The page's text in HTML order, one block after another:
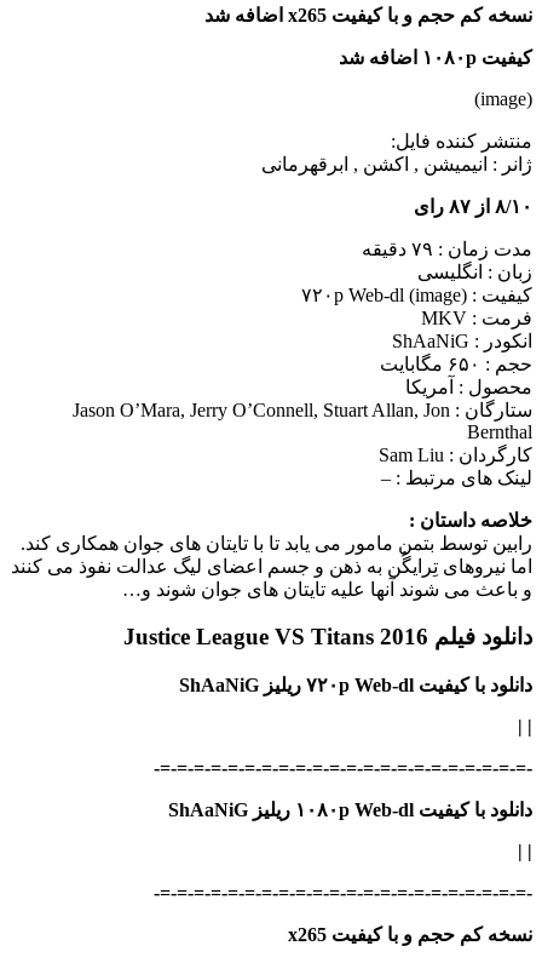
نسخه کم حجم و با کیفیت x265 اضافه شد
کیفیت ۱۰۸۰p اضافه شد
(image)
منتشر کننده فایل:
ژانر : انیمیشن , اکشن , ابرقهرمانی
۸/۱۰ از ۸۷ رای
مدت زمان : ۷۹ دقیقه
زبان : انگلیسی
کیفیت : ۷۲۰p Web-dl (image)
فرمت : MKV
انکودر : ShAaNiG
حجم : ۶۵۰ مگابایت
محصول : آمریکا
ستارگان : Jason O’Mara, Jerry O’Connell, Stuart Allan, Jon
Bernthal
کارگردان : Sam Liu
لینک های مرتبط : –
خلاصه داستان :
رابین توسط بتمن مامور می یابد تا با تایتان‌ های جوان همکاری کند.
اما نیروهای تِرایگُن به ذهن و جسم اعضای لیگ عدالت نفوذ می کنند
و باعث می شوند آنها علیه تایتان‌ های جوان شوند و…
دانلود فیلم Justice League VS Titans 2016
دانلود با کیفیت ۷۲۰p Web-dl ریلیز ShAaNiG
| |
-=-=-=-=-=-=-=-=-=-=-=-=-=-=-=-=-=-=-=-=-=-=-
دانلود با کیفیت ۱۰۸۰p Web-dl ریلیز ShAaNiG
| |
-=-=-=-=-=-=-=-=-=-=-=-=-=-=-=-=-=-=-=-=-=-=-
نسخه کم حجم و با کیفیت x265